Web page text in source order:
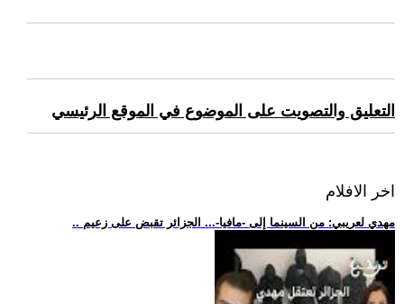
التعليق والتصويت على الموضوع في الموقع الرئيسي
اخر الافلام
.. مهدي لعريبي: من السينما إلى -مافيا-... الجزائر تقبض على زعيم